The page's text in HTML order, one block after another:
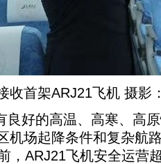
首架ARJ21飞机 摄影
好的高温、高寒、高原
机场起降条件和复杂航
，ARJ21飞机安全运营